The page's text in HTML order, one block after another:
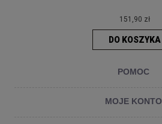
151,90 zł
DO KOSZYKA
POMOC
MOJE KONTO